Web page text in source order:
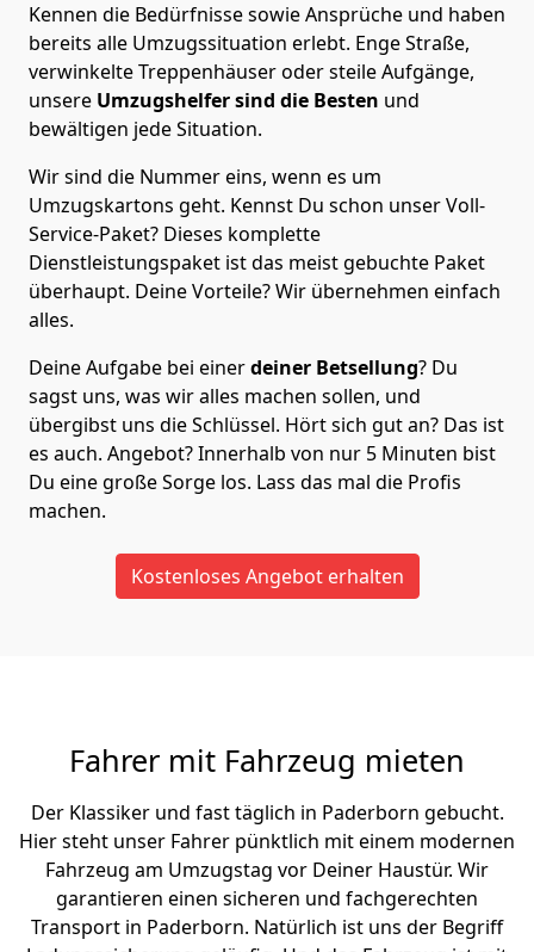
Kennen die Bedürfnisse sowie Ansprüche und haben
bereits alle Umzugssituation erlebt. Enge Straße,
verwinkelte Treppenhäuser oder steile Aufgänge,
unsere Umzugshelfer sind die Besten und
bewältigen jede Situation.
Wir sind die Nummer eins, wenn es um
Umzugskartons geht. Kennst Du schon unser Voll-
Service-Paket? Dieses komplette
Dienstleistungspaket ist das meist gebuchte Paket
überhaupt. Deine Vorteile? Wir übernehmen einfach
alles.
Deine Aufgabe bei einerdeiner Betsellung? Du
sagst uns, was wir alles machen sollen, und
übergibst uns die Schlüssel. Hört sich gut an? Das ist
es auch. Angebot? Innerhalb von nur 5 Minuten bist
Du eine große Sorge los. Lass das mal die Profis
machen.
Kostenloses Angebot erhalten
Fahrer mit Fahrzeug mieten
Der Klassiker und fast täglich in Paderborn gebucht.
Hier steht unser Fahrer pünktlich mit einem modernen
Fahrzeug am Umzugstag vor Deiner Haustür. Wir
garantieren einen sicheren und fachgerechten
Transport in Paderborn. Natürlich ist uns der Begriff